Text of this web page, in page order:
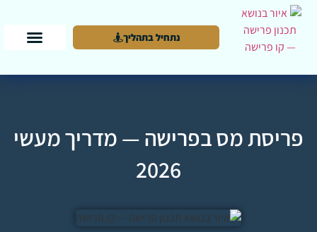
נתחיל בתהליך
פריסת מס בפרישה — מדריך מעשי
2026